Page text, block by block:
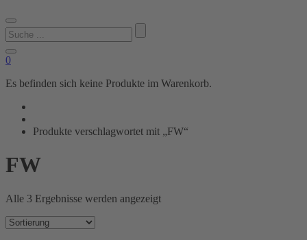
Suchen
nach:
0
Es befinden sich keine Produkte im Warenkorb.
Produkte verschlagwortet mit „FW“
FW
Alle 3 Ergebnisse werden angezeigt